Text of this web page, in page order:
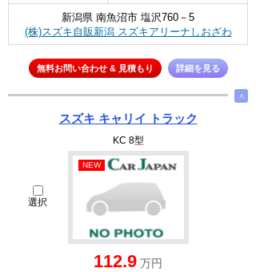
新潟県 南魚沼市 塩沢760－5
(株)スズキ自販新潟 スズキアリーナしおざわ
無料お問い合わせ & 見積もり 詳細を見る
∧
スズキ キャリイ トラック
KC 8型
選択
NEW
112.9 万円